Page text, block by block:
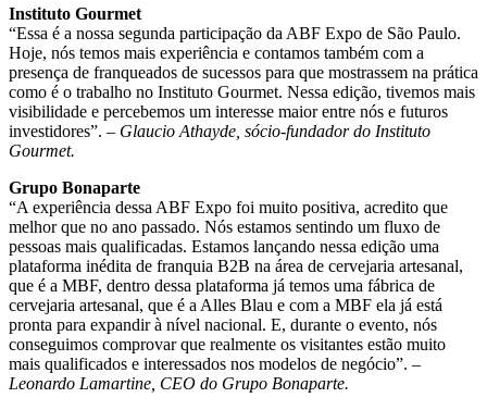
Instituto Gourmet
“Essa é a nossa segunda participação da ABF Expo de São Paulo.
Hoje, nós temos mais experiência e contamos também com a
presença de franqueados de sucessos para que mostrassem na prática
como é o trabalho no Instituto Gourmet. Nessa edição, tivemos mais
visibilidade e percebemos um interesse maior entre nós e futuros
investidores”. – Glaucio Athayde, sócio-fundador do Instituto
Gourmet.
Grupo Bonaparte
“A experiência dessa ABF Expo foi muito positiva, acredito que
melhor que no ano passado. Nós estamos sentindo um fluxo de
pessoas mais qualificadas. Estamos lançando nessa edição uma
plataforma inédita de franquia B2B na área de cervejaria artesanal,
que é a MBF, dentro dessa plataforma já temos uma fábrica de
cervejaria artesanal, que é a Alles Blau e com a MBF ela já está
pronta para expandir à nível nacional. E, durante o evento, nós
conseguimos comprovar que realmente os visitantes estão muito
mais qualificados e interessados nos modelos de negócio”. –
Leonardo Lamartine, CEO do Grupo Bonaparte.